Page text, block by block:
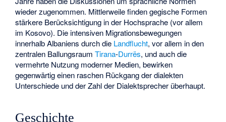
wieder zugenommen. Mittlerweile finden gegische Formen
stärkere Berücksichtigung in der Hochsprache (vor allem
im Kosovo). Die intensiven Migrationsbewegungen
innerhalb Albaniens durch die Landflucht, vor allem in den
zentralen BallungsraumTirana-Durrës, und auch die
vermehrte Nutzung moderner Medien, bewirken
gegenwärtig einen raschen Rückgang der dialekten
Unterschiede und der Zahl der Dialektsprecher überhaupt.
Geschichte